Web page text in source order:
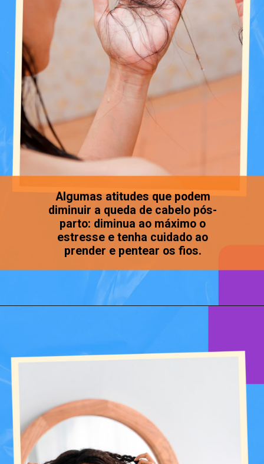
Algumas atitudes que podem
diminuir a queda de cabelo pós-
parto: diminua ao máximo o
estresse e tenha cuidado ao
prender e pentear os fios.